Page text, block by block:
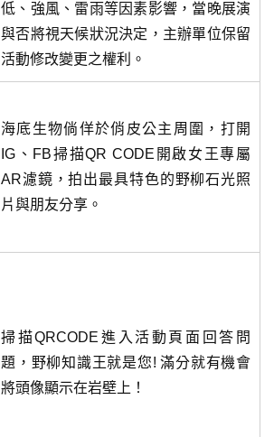
低、強風、雷雨等因素影響，當晚展演
與否將視天候狀況決定，主辦單位保留
活動修改變更之權利。
海底生物倘佯於俏皮公主周圍，打開
IG、FB掃描QR CODE開啟女王專屬
AR濾鏡，拍出最具特色的野柳石光照
片與朋友分享。
掃描QRCODE進入活動頁面回答問
題，野柳知識王就是您! 滿分就有機會
將頭像顯示在岩壁上！